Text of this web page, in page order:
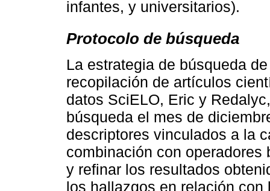
infantes, y universitarios).
Protocolo de búsqueda
La estrategia de búsqueda
recopilación de artículos
datos SciELO, Eric y
búsqueda el mes de
descriptores vinculados a la
combinación con
y refinar los resultados
los hallazgos en relación